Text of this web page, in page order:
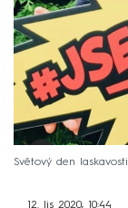
Světový den laskavosti
12. lis 2020, 10:44